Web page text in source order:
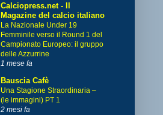
Calciopress.net - Il
Magazine del calcio italiano
La Nazionale Under 19
Femminile verso il Round 1 del
Campionato Europeo: il gruppo
delle Azzurrine
1 mese fa
Bauscia Cafè
Una Stagione Straordinaria –
(le immagini) PT 1
2 mesi fa